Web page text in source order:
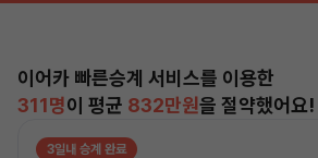
이어카 빠른승계 서비스를 이용한
311명이 평균 832만원을 절약했어요!
3일내 승계 완료